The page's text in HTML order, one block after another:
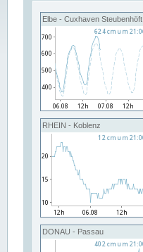
Elbe - Cuxhaven Steubenhöft
RHEIN - Koblenz
DONAU - Passau